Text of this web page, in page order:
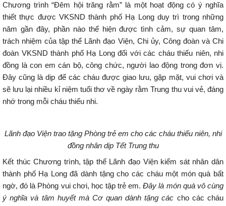
Chương trình “Đêm hội trăng rằm” là một hoạt động có ý nghĩa
thiết thực được VKSND thành phố Hạ Long duy trì trong những
năm gần đây, phần nào thể hiện được tình cảm, sự quan tâm,
trách nhiệm của tập thể Lãnh đạo Viện, Chi ủy, Công đoàn và Chi
đoàn VKSND thành phố Hạ Long đối với các cháu thiếu niên, nhi
đồng là con em cán bộ, công chức, người lao động trong đơn vị.
Đây cũng là dịp để các cháu được giao lưu, gặp mặt, vui chơi và
sẽ lưu lại nhiều kỉ niệm tuổi thơ về ngày rằm Trung thu vui vẻ, đáng
nhớ trong mỗi cháu thiếu nhi.
Lãnh đạo Viện trao tặng Phòng trẻ em cho các cháu thiếu niên, nhi
đồng nhân dịp Tết Trung thu
Kết thúc Chương trình, tập thể Lãnh đạo Viện kiểm sát nhân dân
thành phố Hạ Long đã dành tặng cho các cháu một món quà bất
ngờ, đó là Phòng vui chơi, học tập trẻ em.Đây là món quà vô cùng
ý nghĩa và tâm huyết mà Cơ quan dành tặng các cho các cháu